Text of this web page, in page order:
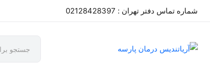
شماره تماس دفتر تهران : 02128428397